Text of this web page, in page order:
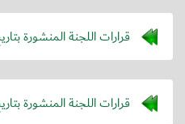
قرارات اللجنة المنشورة
قرارات اللجنة المنشورة